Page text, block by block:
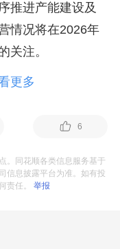
推进产能建设及
情况将在2026年
关注。
更多
6
。同花顺各类信息服务基于
信息披露平台为准。如有投
责任。举报